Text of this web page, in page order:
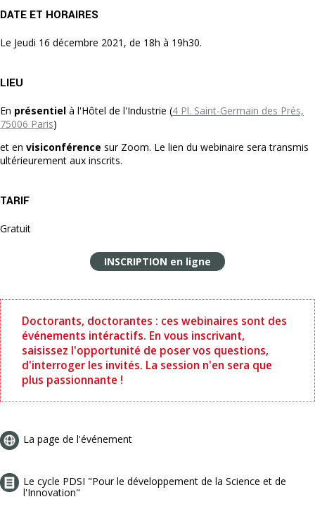
DATE ET HORAIRES
Le Jeudi 16 décembre 2021, de 18h à 19h30.
LIEU
En présentiel à l'Hôtel de l'Industrie (4 Pl. Saint-Germain des Prés,
75006 Paris)
et en visiconférence sur Zoom. Le lien du webinaire sera transmis
ultérieurement aux inscrits.
TARIF
Gratuit
INSCRIPTION en ligne
Doctorants, doctorantes : ces webinaires sont des
événements intéractifs. En vous inscrivant,
saisissez l'opportunité de poser vos questions,
d'interroger les invités. La session n'en sera que
plus passionnante !
La page de l'événement
Le cycle PDSI "Pour le développement de la Science et de
l'Innovation"